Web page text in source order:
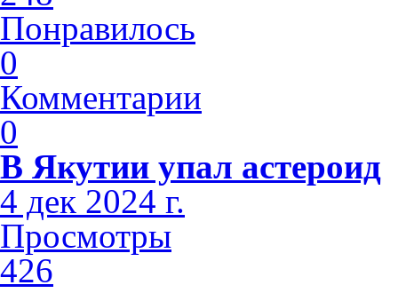
Понравилось
0
Комментарии
0
В Якутии упал астероид
4 дек 2024 г.
Просмотры
426